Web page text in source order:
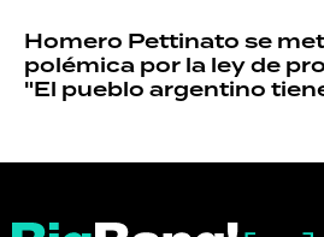
Homero Pettinato se
polémica por la ley de
"El pueblo argentino